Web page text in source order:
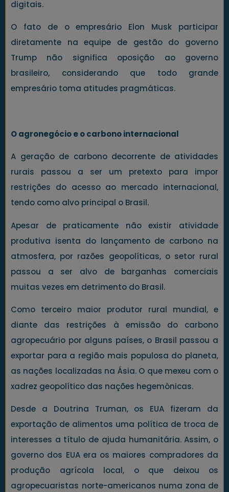
digitais.
O fato de o empresário Elon Musk participar
diretamente na equipe de gestão do governo
Trump não significa oposição ao governo
brasileiro, considerando que todo grande
empresário toma atitudes pragmáticas.
O agronegócio e o carbono internacional
A geração de carbono decorrente de atividades
rurais passou a ser um pretexto para impor
restrições do acesso ao mercado internacional,
tendo como alvo principal o Brasil.
Apesar de praticamente não existir atividade
produtiva isenta do lançamento de carbono na
atmosfera, por razões geopolíticas, o setor rural
passou a ser alvo de barganhas comerciais
muitas vezes em detrimento do Brasil.
Como terceiro maior produtor rural mundial, e
diante das restrições à emissão do carbono
agropecuário por alguns países, o Brasil passou a
exportar para a região mais populosa do planeta,
as nações localizadas na Ásia. O que mexeu com o
xadrez geopolítico das nações hegemônicas.
Desde a Doutrina Truman, os EUA fizeram da
exportação de alimentos uma política de troca de
interesses a título de ajuda humanitária. Assim, o
governo dos EUA era os maiores compradores da
produção agrícola local, o que deixou os
agropecuaristas norte-americanos numa zona de